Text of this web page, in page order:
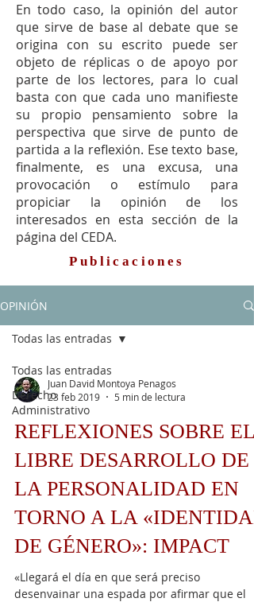
En todo caso, la opinión del autor
que sirve de base al debate que se
origina con su escrito puede ser
objeto de réplicas o de apoyo por
parte de los lectores, para lo cual
basta con que cada uno manifieste
su propio pensamiento sobre la
perspectiva que sirve de punto de
partida a la reflexión. Ese texto base,
finalmente, es una excusa, una
provocación o estímulo para
propiciar la opinión de los
interesados en esta sección de la
página del CEDA.
Publicaciones
OPINIÓN
Todas las entradas
Derecho
Administrativo
Todas las entradas
Juan David Montoya Penagos
23 feb 2019
5 min de lectura
REFLEXIONES SOBRE EL
LIBRE DESARROLLO DE
LA PERSONALIDAD EN
TORNO A LA
DE GÉNERO»: IMPACT
«Llegará el día en que será preciso
desenvainar una espada por afirmar que el